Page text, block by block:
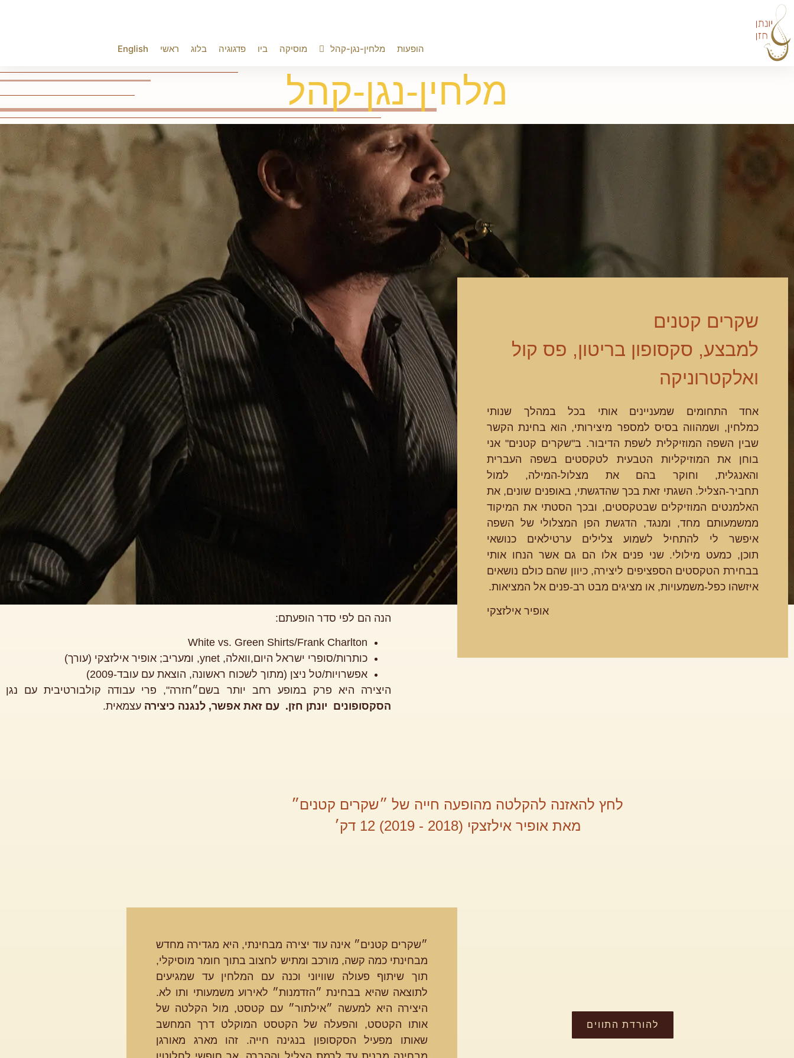
הופעות מלחין-נגן-קהל מוסיקה ביו פדגוגיה בלוג ראשי English
מלחין-נגן-קהל
שקרים קטנים
למבצע, סקסופון בריטון, פס קול
ואלקטרוניקה
אחד התחומים שמעניינים אותי בכל במהלך שנותי
כמלחין, ושמהווה בסיס למספר מיצירותי, הוא בחינת הקשר
שבין השפה המוזיקלית לשפת הדיבור. ב"שקרים קטנים" אני
בוחן את המוזיקליות הטבעית לטקסטים בשפה העברית
והאנגלית, וחוקר בהם את מצלול-המילה, למול
תחביר-הצליל. השגתי זאת בכך שהדגשתי, באופנים שונים, את
האלמנטים המוזיקלים שבטקסטים, ובכך הסטתי את המיקוד
ממשמעותם מחד, ומנגד, הדגשת הפן המצלולי של השפה
איפשר לי להתחיל לשמוע צלילים ערטילאים כנושאי
תוכן, כמעט מילולי. שני פנים אלו הם גם אשר הנחו אותי
בבחירת הטקסטים הספציפים ליצירה, כיוון שהם כולם נושאים
איזשהו כפל-משמעויות, או מציגים מבט רב-פנים אל המציאות.
אופיר אילזצקי
הנה הם לפי סדר הופעתם:
White vs. Green Shirts/Frank Charlton
כותרות/סופרי ישראל היום,וואלה, ynet, ומעריב; אופיר אילזצקי (עורך)
אפשרויות/טל ניצן (מתוך לשכוח ראשונה, הוצאת עם עובד-2009)
היצירה היא פרק במופע רחב יותר בשם״חזרה", פרי עבודה קולבורטיבית עם נגן
הסקסופונים יונתן חזן. עם זאת אפשר, לנגנה כיצירה עצמאית.
לחץ להאזנה להקלטה מהופעה חייה של ״שקרים קטנים״
מאת אופיר אילזצקי (2018 - 2019) 12 דק׳
להורדת התווים
״שקרים קטנים״ אינה עוד יצירה מבחינתי, היא מגדירה מחדש
מבחינתי כמה קשה, מורכב ומתיש לחצוב בתוך חומר מוסיקלי,
תוך שיתוף פעולה שוויוני וכנה עם המלחין עד שמגיעים
לתוצאה שהיא בבחינת ״הזדמנות״ לאירוע משמעותי ותו לא.
היצירה היא למעשה ״אילתור״ עם קטסט, מול הקלטה של
אותו הקטסט, והפעלה של הקטסט המוקלט דרך המחשב
שאותו מפעיל הסקסופון בנגינה חייה. זהו מארג מאורגן